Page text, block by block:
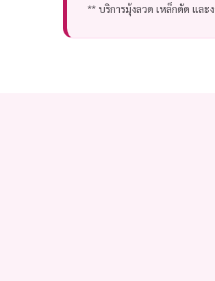
** บริการมุ้งลวด เหล็กดัด และ